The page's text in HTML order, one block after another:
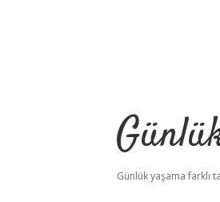
Günlük yaşama farklı